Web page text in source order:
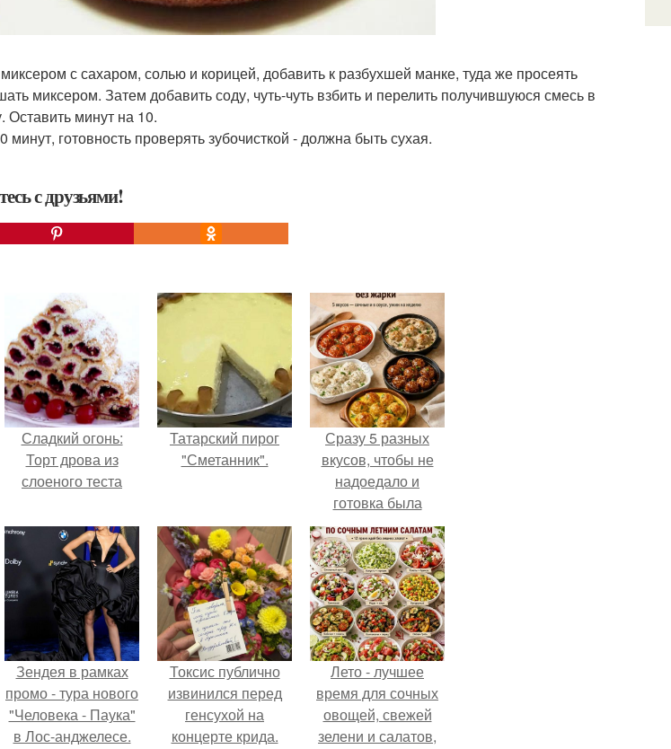
с сахаром, солью и корицей, добавить к разбухшей манке, туда же просеять
миксером. Затем добавить соду, чуть-чуть взбить и перелить получившуюся смесь в
минут на 10.
минут, готовность проверять зубочисткой - должна быть сухая.
с друзьями!
Сладкий огонь:
Торт дрова из
слоеного теста
Татарский пирог
"Сметанник".
Сразу 5 разных
вкусов, чтобы не
надоедало и
готовка была
проще.
Зендея в рамках
промо - тура нового
"Человека - Паука"
в Лос-анджелесе.
Токсис публично
извинился перед
генсухой на
концерте крида.
Лето - лучшее
время для сочных
овощей, свежей
зелени и салатов,